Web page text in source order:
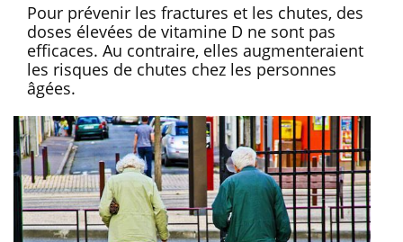
Pour prévenir les fractures et les chutes, des
doses élevées de vitamine D ne sont pas
efficaces. Au contraire, elles augmenteraient
les risques de chutes chez les personnes
âgées.